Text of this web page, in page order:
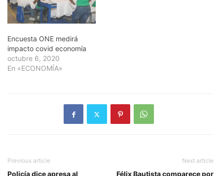
Encuesta ONE medirá
impacto covid economía
octubre 6, 2020
En «ECONOMÍA»
Previous article
Policía dice apresa al
Next article
Félix Bautista comparece por